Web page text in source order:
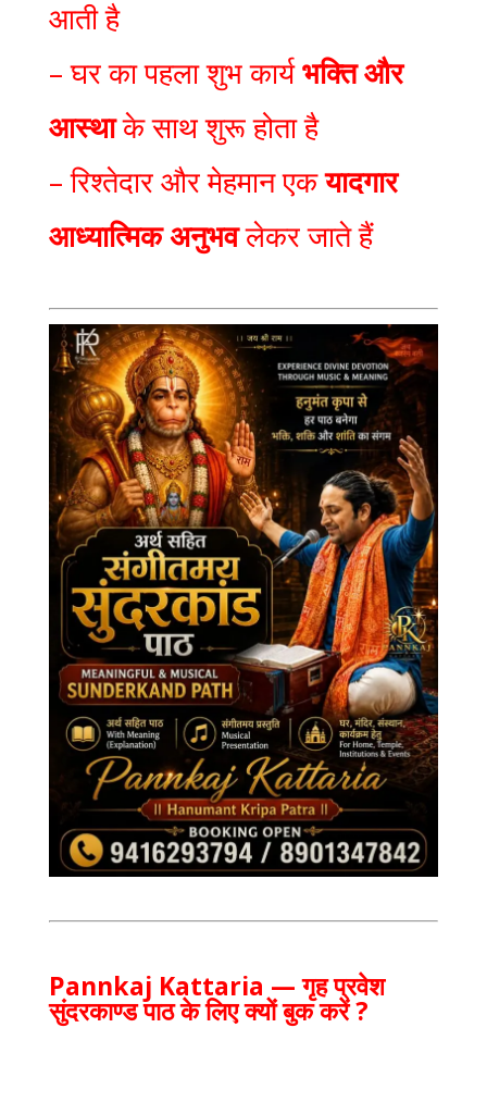
आती है
– घर का पहला शुभ कार्यभक्ति और
आस्थाके साथ शुरू होता है
– रिश्तेदार और मेहमान एकयादगार
आध्यात्मिक अनुभवलेकर जाते हैं
Pannkaj Kattaria — गृह प्रवेश
सुंदरकाण्ड पाठ के लिए क्यों बुक करें ?